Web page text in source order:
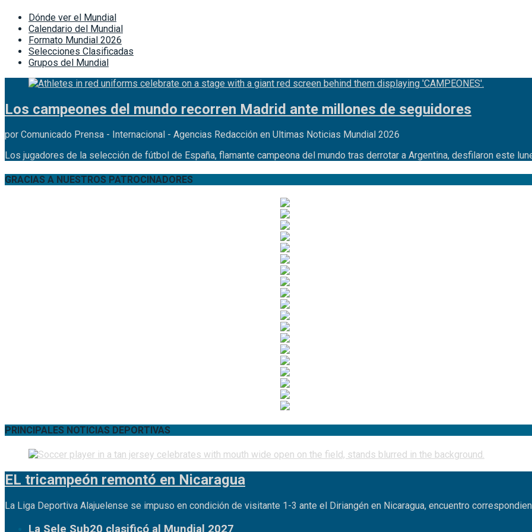
Dónde ver el Mundial
Calendario del Mundial
Formato Mundial 2026
Selecciones Clasificadas
Grupos del Mundial
Los campeones del mundo recorren Madrid ante millones de seguidores
por Comunicado Prensa - Internacional - Agencias Redacción en Ultimas Noticias Mundial 2026
Los jugadores de la selección de fútbol de España, flamante campeona del mundo tras derrotar a Argentina, desfilaron este
GRACIAS A NUESTROS PATROCINADORES
PRINCIPALES NOTICIAS DEPORTIVAS
EL tricampeón remontó en Nicaragua
La Liga Deportiva Alajuelense se impuso en condición de visitante 1-3 ante el Diriangén en Nicaragua, encuentro
La Sele Sub20 clasificó al Mundial 2027